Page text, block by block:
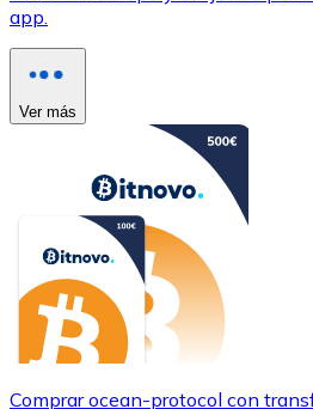
app.
Ver más
Comprar ocean-protocol con